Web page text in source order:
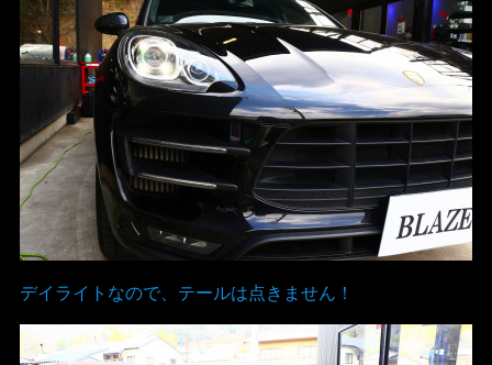
デイライトなので、テールは点きません！